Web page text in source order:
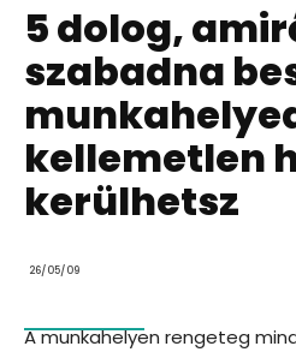
5 dolog,
szabadna
kellemetlen
kerülhetsz
26/05/09
A munkahelyen rengeteg